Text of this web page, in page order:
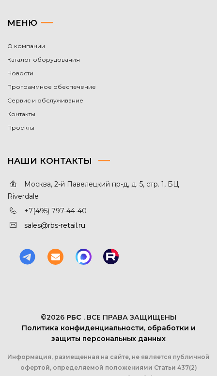
МЕНЮ
О компании
Каталог оборудования
Новости
Программное обеспечение
Сервис и обслуживание
Контакты
Проекты
НАШИ КОНТАКТЫ
Москва, 2-й Павелецкий пр-д, д. 5, стр. 1, БЦ
Riverdale
+7(495) 797-44-40
sales@rbs-retail.ru
©2026 РБС . ВСЕ ПРАВА ЗАЩИЩЕНЫ
Политика конфиденциальности, обработки и
защиты персональных данных
Информация, размещенная на сайте, не является публичной
офертой, определяемой положениями Статьи 437(2)